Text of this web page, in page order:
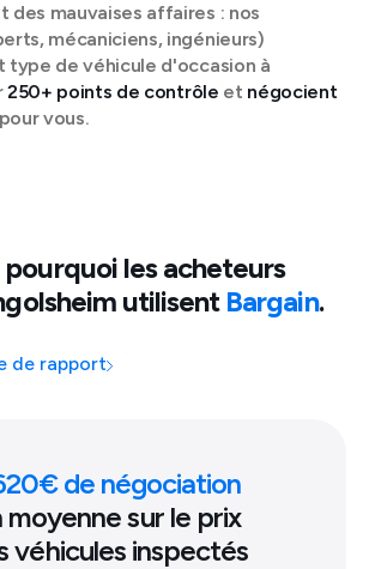
des mauvaises affaires : nos
mécaniciens, ingénieurs)
de véhicule d'occasion à
250+ points de contrôle et négocient
vous.
les acheteurs
utilisent Bargain.
de rapport
€ de négociation
moyenne sur le prix
véhicules inspectés